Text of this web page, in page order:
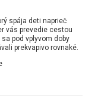
spája deti naprieč
vás prevedie cestou
pod vplyvom doby
prekvapivo rovnaké.